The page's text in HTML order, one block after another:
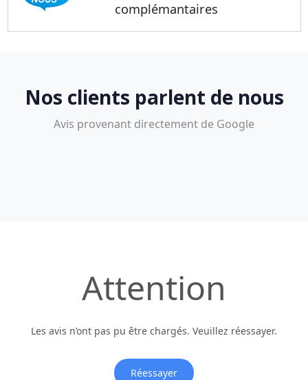
complémantaires
Nos clients parlent de nous
Avis provenant directement de Google
Attention
Les avis n’ont pas pu être chargés. Veuillez réessayer.
Réessayer